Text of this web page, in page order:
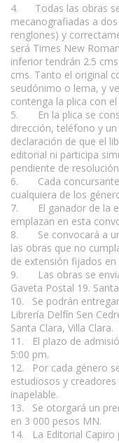
4. Todas las obras se
mecanografiadas a
renglones) y
será Times New
inferior tendrán 2.5
cms. Tanto el original
seudónimo o lema, y
contenga la plica con
5. En la plica se
dirección, teléfono y
declaración de que el
editorial ni participa
pendiente de
6. Cada concursante
cualquiera de los
7. El ganador de la
emplazan en esta
8. Se convocará a un
las obras que no
de extensión fijados en
9. Las obras se
Gaveta Postal 19.
10. Se podrán
Librería Delfín Sen
Santa Clara, Villa Clara.
11. El plazo de
5:00 pm.
12. Por cada género
estudiosos y
inapelable.
13. Se otorgará un
en 3 000 pesos MN.
14. La Editorial Capiro